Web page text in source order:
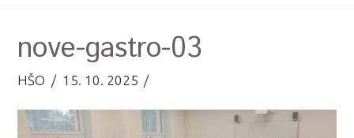
nove-gastro-03
HŠO 15. 10. 2025